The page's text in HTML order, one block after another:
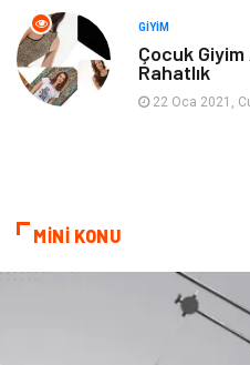
Bebek Giyim
Kına Gecesi
GIYIM
Çocuk
Rahatlık
22 Oca 2021,
MİNİ KONU